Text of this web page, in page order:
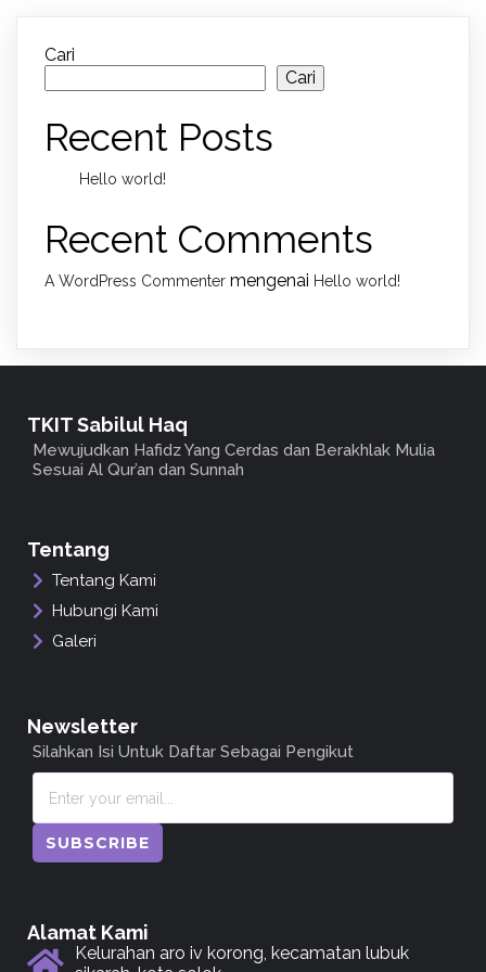
Cari
Cari
Recent Posts
Hello world!
Recent Comments
A WordPress Commenter mengenai Hello world!
TKIT Sabilul Haq
Mewujudkan Hafidz Yang Cerdas dan Berakhlak Mulia
Sesuai Al Qur’an dan Sunnah
Tentang
Tentang Kami
Hubungi Kami
Galeri
Newsletter
Silahkan Isi Untuk Daftar Sebagai Pengikut
SUBSCRIBE
Alamat Kami
Kelurahan aro iv korong, kecamatan lubuk